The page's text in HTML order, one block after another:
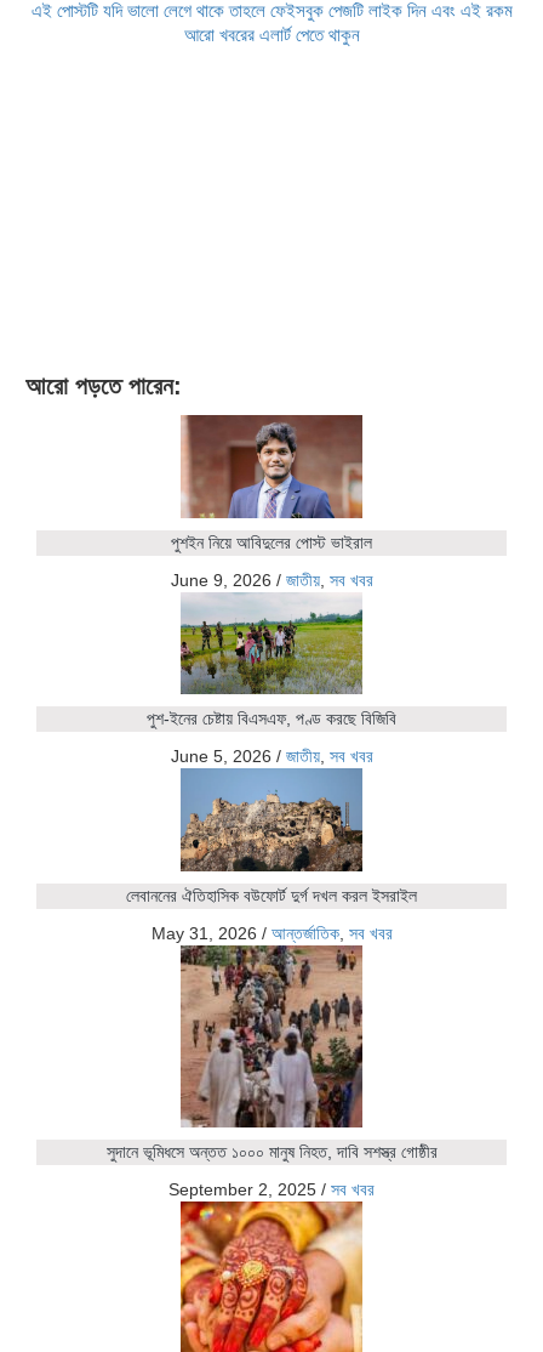
এই পোস্টটি যদি ভালো লেগে থাকে তাহলে ফেইসবুক পেজটি লাইক দিন এবং এই রকম
আরো খবরের এলার্ট পেতে থাকুন
আরো পড়তে পারেন:
পুশইন নিয়ে আবিদুলের পোস্ট ভাইরাল
June 9, 2026 / জাতীয়, সব খবর
পুশ-ইনের চেষ্টায় বিএসএফ, পণ্ড করছে বিজিবি
June 5, 2026 / জাতীয়, সব খবর
লেবাননের ঐতিহাসিক বউফোর্ট দুর্গ দখল করল ইসরাইল
May 31, 2026 / আন্তর্জাতিক, সব খবর
সুদানে ভূমিধসে অন্তত ১০০০ মানুষ নিহত, দাবি সশস্ত্র গোষ্ঠীর
September 2, 2025 / সব খবর